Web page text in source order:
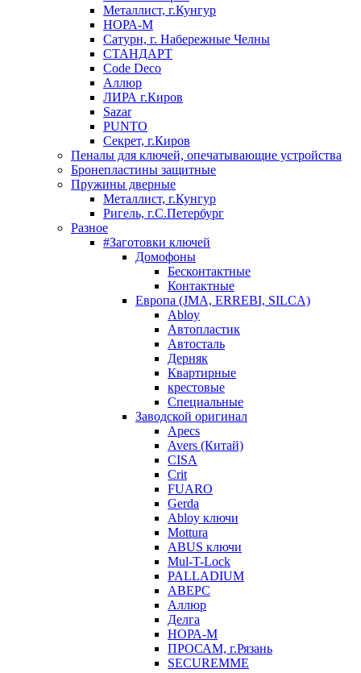
Металлист, г.Кунгур
НОРА-М
Сатурн, г. Набережные Челны
СТАНДАРТ
Code Deco
Аллюр
ЛИРА г.Киров
Sazar
PUNTO
Секрет, г.Киров
Пеналы для ключей, опечатывающие устройства
Бронепластины защитные
Пружины дверные
Металлист, г.Кунгур
Ригель, г.С.Петербург
Разное
#Заготовки ключей
Домофоны
Бесконтактные
Контактные
Европа (JMA, ERREBI, SILCA)
Abloy
Автопластик
Автосталь
Дерняк
Квартирные
крестовые
Специальные
Заводской оригинал
Apecs
Avers (Китай)
CISA
Crit
FUARO
Gerda
Abloy ключи
Mottura
ABUS ключи
Mul-T-Lock
PALLADIUM
АВЕРС
Аллюр
Делга
НОРА-М
ПРОСАМ, г.Рязань
SECUREMME